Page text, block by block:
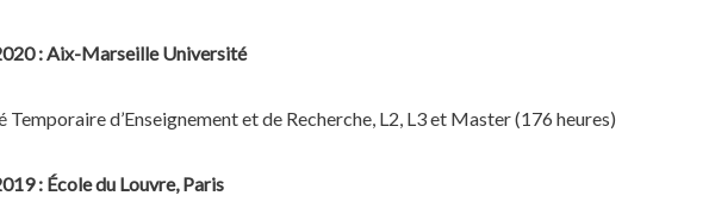
: Aix-Marseille Université
Temporaire d’Enseignement et de Recherche, L2, L3 et Master (176 heures)
: École du Louvre, Paris